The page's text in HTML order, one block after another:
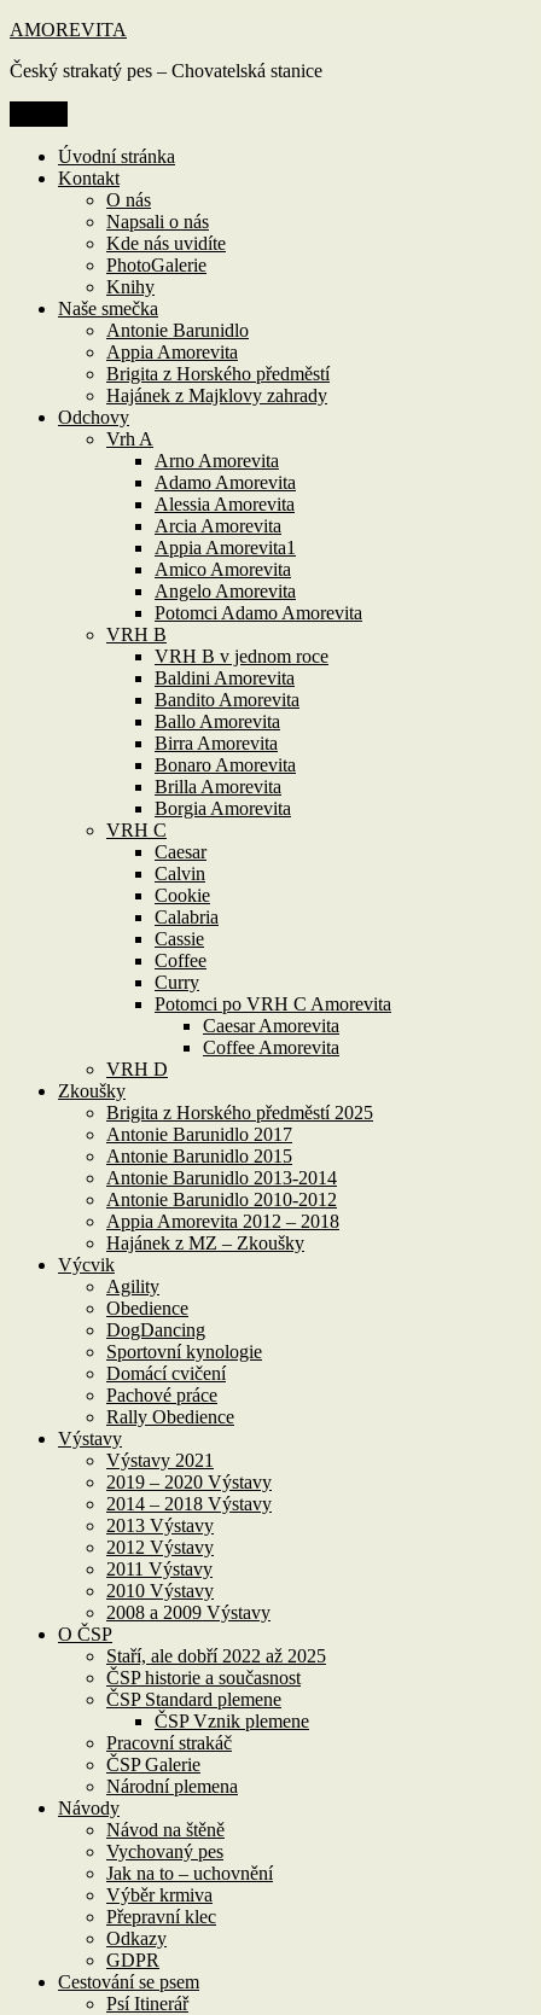
Přejít
obsahu
AMOREVITA
Český strakatý pes – Chovatelská stanice
Úvodní stránka
Kontakt
O nás
Napsali o nás
Kde nás uvidíte
PhotoGalerie
Knihy
Naše smečka
Antonie Barunidlo
Appia Amorevita
Brigita z Horského předměstí
Hajánek z Majklovy zahrady
Odchovy
Vrh A
Arno Amorevita
Adamo Amorevita
Alessia Amorevita
Arcia Amorevita
Appia Amorevita1
Amico Amorevita
Angelo Amorevita
Potomci Adamo Amorevita
VRH B
VRH B v jednom roce
Baldini Amorevita
Bandito Amorevita
Ballo Amorevita
Birra Amorevita
Bonaro Amorevita
Brilla Amorevita
Borgia Amorevita
VRH C
Caesar
Calvin
Cookie
Calabria
Cassie
Coffee
Curry
Potomci po VRH C Amorevita
Caesar Amorevita
Coffee Amorevita
VRH D
Zkoušky
Brigita z Horského předměstí 2025
Antonie Barunidlo 2017
Antonie Barunidlo 2015
Antonie Barunidlo 2013-2014
Antonie Barunidlo 2010-2012
Appia Amorevita 2012 – 2018
Hajánek z MZ – Zkoušky
Výcvik
Agility
Obedience
DogDancing
Sportovní kynologie
Domácí cvičení
Pachové práce
Rally Obedience
Výstavy
Výstavy 2021
2019 – 2020 Výstavy
2014 – 2018 Výstavy
2013 Výstavy
2012 Výstavy
2011 Výstavy
2010 Výstavy
2008 a 2009 Výstavy
O ČSP
Staří, ale dobří 2022 až 2025
ČSP historie a současnost
ČSP Standard plemene
ČSP Vznik plemene
Pracovní strakáč
ČSP Galerie
Národní plemena
Návody
Návod na štěně
Vychovaný pes
Jak na to – uchovnění
Výběr krmiva
Přepravní klec
Odkazy
GDPR
Cestování se psem
Psí Itinerář